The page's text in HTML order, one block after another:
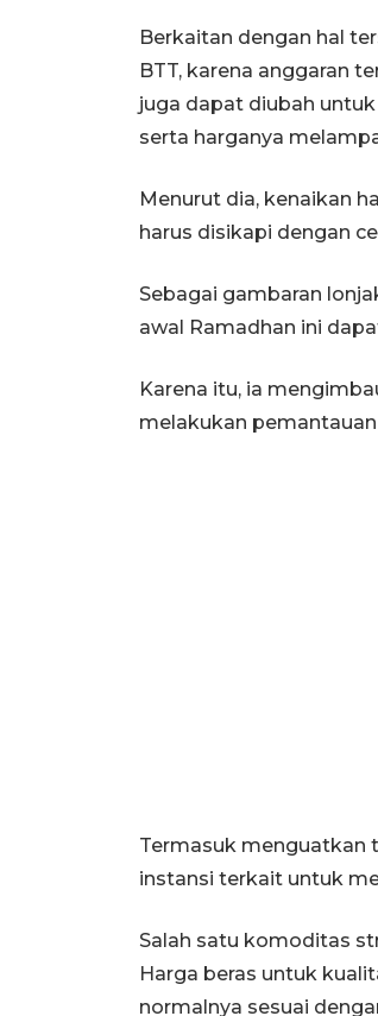
Berkaitan dengan hal
BTT, karena anggaran
juga dapat diubah
serta harganya
Menurut dia, kenaikan
harus disikapi dengan
Sebagai gambaran
awal Ramadhan ini
Karena itu, ia
melakukan
Termasuk menguatkan
instansi terkait untuk
Salah satu komoditas
Harga beras untuk
normalnya sesuai